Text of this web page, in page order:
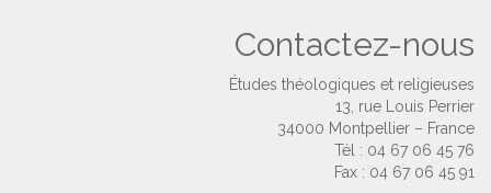
Contactez-nous
Études théologiques et religieuses
13, rue Louis Perrier
34000 Montpellier – France
Tél : 04 67 06 45 76
Fax : 04 67 06 45 91